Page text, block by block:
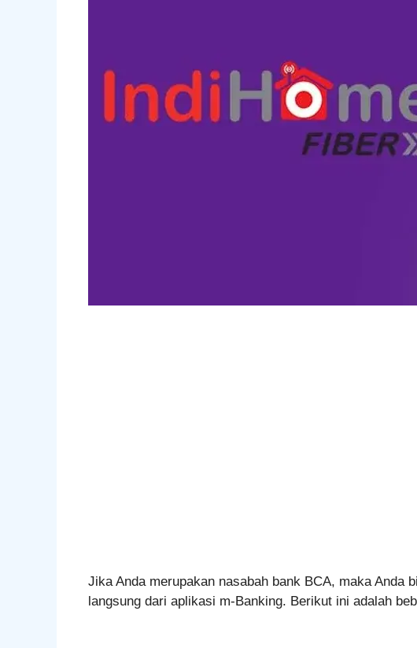
Jika Anda merupakan nasabah bank BCA, maka Anda
langsung dari aplikasi m-Banking. Berikut ini adalah